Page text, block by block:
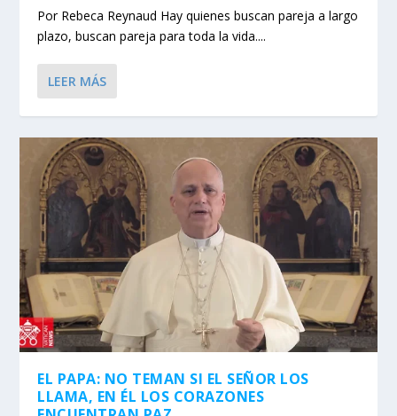
Por Rebeca Reynaud Hay quienes buscan pareja a largo
plazo, buscan pareja para toda la vida....
LEER MÁS
EL PAPA: NO TEMAN SI EL SEÑOR LOS
LLAMA, EN ÉL LOS CORAZONES